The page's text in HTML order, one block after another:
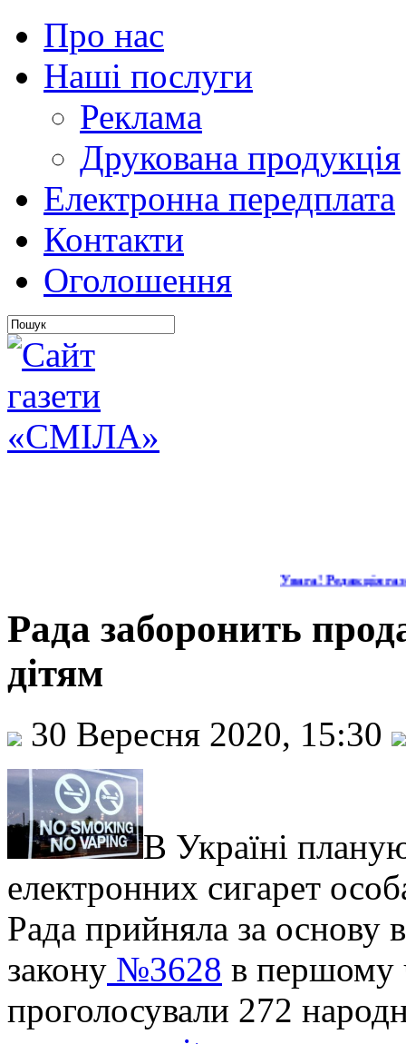
Про нас
Наші послуги
Реклама
Друкована продукція
Електронна передплата
Контакти
Оголошення
Увага! Редакція
Рада заборонить
дітям
30 Вересня 2020, 15:30
В Україні
електронних сигарет
Рада прийняла за основу
закону №3628 в першому
проголосували 272